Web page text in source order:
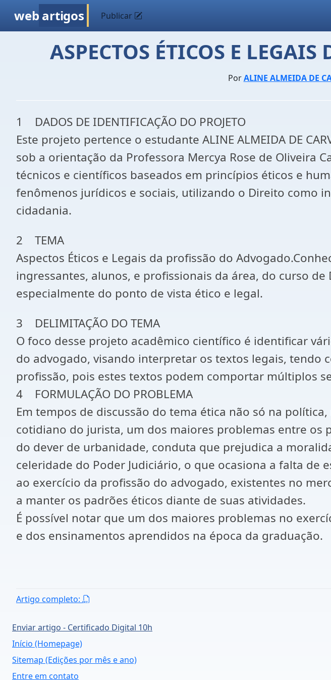
web artigos Publicar
ASPECTOS ÉTICOS E
PorALINE ALMEIDA DE
1 DADOS DE IDENTIFICAÇÃO DO PROJETO
Este projeto pertence o estudante ALINE ALMEIDA DE
sob a orientação da Professora Mercya Rose de Oliveira
técnicos e científicos baseados em princípios éticos e
fenômenos jurídicos e sociais, utilizando o Direito como
cidadania.
2 TEMA
Aspectos Éticos e Legais da profissão do
ingressantes, alunos, e profissionais da área, do curso
especialmente do ponto de vista ético e legal.
3 DELIMITAÇÃO DO TEMA
O foco desse projeto acadêmico científico é identificar
do advogado, visando interpretar os textos legais, tendo
profissão, pois estes textos podem comportar múltiplos
4 FORMULAÇÃO DO PROBLEMA
Em tempos de discussão do tema ética não só na
cotidiano do jurista, um dos maiores problemas entre os
do dever de urbanidade, conduta que prejudica a
celeridade do Poder Judiciário, o que ocasiona a falta
ao exercício da profissão do advogado, existentes no
a manter os padrões éticos diante de suas atividades.
É possível notar que um dos maiores problemas no
e dos ensinamentos aprendidos na época da graduação.
Artigo completo:
Enviar artigo - Certificado Digital 10h
Início (Homepage)
Sitemap (Edições por mês e ano)
Entre em contato